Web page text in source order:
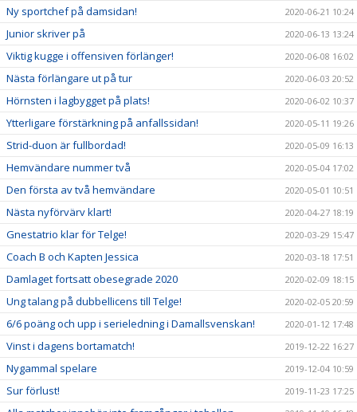
Ny sportchef på damsidan! 2020-06-21 10:24
Junior skriver på 2020-06-13 13:24
Viktig kugge i offensiven förlänger! 2020-06-08 16:02
Nästa förlängare ut på tur 2020-06-03 20:52
Hörnsten i lagbygget på plats! 2020-06-02 10:37
Ytterligare förstärkning på anfallssidan! 2020-05-11 19:26
Strid-duon är fullbordad! 2020-05-09 16:13
Hemvändare nummer två 2020-05-04 17:02
Den första av två hemvändare 2020-05-01 10:51
Nästa nyförvärv klart! 2020-04-27 18:19
Gnestatrio klar för Telge! 2020-03-29 15:47
Coach B och Kapten Jessica 2020-03-18 17:51
Damlaget fortsatt obesegrade 2020 2020-02-09 18:15
Ung talang på dubbellicens till Telge! 2020-02-05 20:59
6/6 poäng och upp i serieledning i Damallsvenskan! 2020-01-12 17:48
Vinst i dagens bortamatch! 2019-12-22 16:27
Nygammal spelare 2019-12-04 10:59
Sur förlust! 2019-11-23 17:25